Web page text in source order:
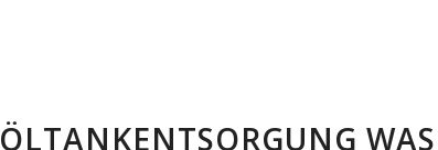
ÖLTANKENTSORGUNG WAS